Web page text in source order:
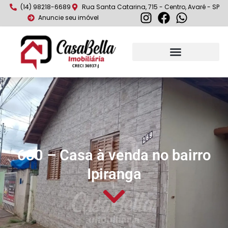
(14) 98218-6689
Rua Santa Catarina, 715 - Centro, Avaré - SP
Anuncie seu imóvel
680 – Casa à venda no bairro
Ipiranga